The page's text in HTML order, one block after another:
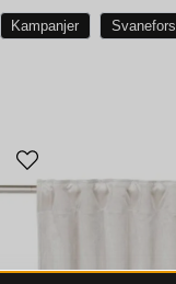
Kampanjer Svanefors